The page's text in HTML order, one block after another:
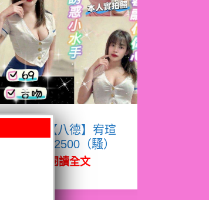
限熟客【八德】宥瑄
泰國$2500（騷）
閱讀全文